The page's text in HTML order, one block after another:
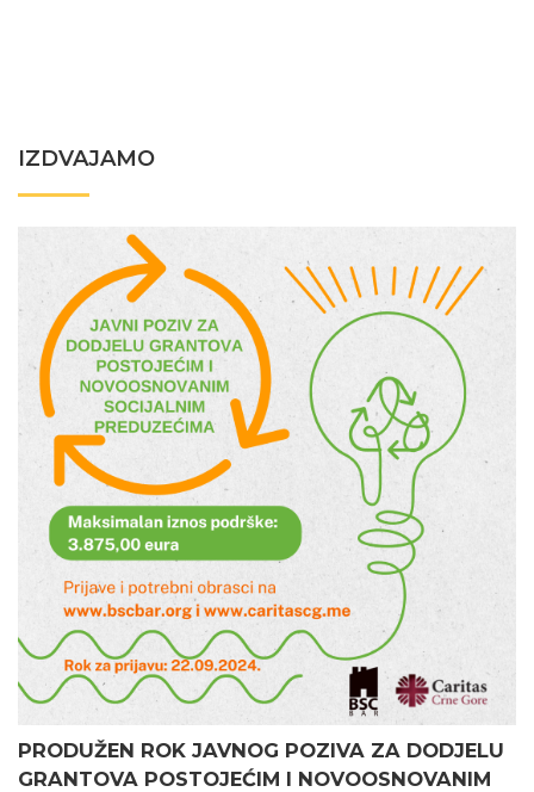
IZDVAJAMO
PRODUŽEN ROK JAVNOG POZIVA ZA DODJELU
GRANTOVA POSTOJEĆIM I NOVOOSNOVANIM